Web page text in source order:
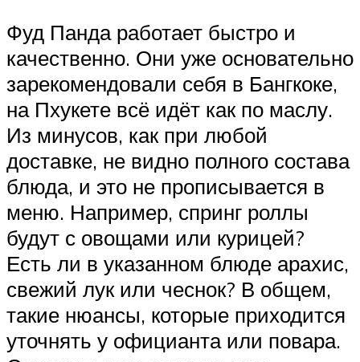
Фуд Панда работает быстро и
качественно. Они уже основательно
зарекомендовали себя в Бангкоке,
на Пхукете всё идёт как по маслу.
Из минусов, как при любой
доставке, не видно полного состава
блюда, и это не прописывается в
меню. Например, спринг роллы
будут с овощами или курицей?
Есть ли в указанном блюде арахис,
свежий лук или чеснок? В общем,
такие нюансы, которые приходится
уточнять у официанта или повара.